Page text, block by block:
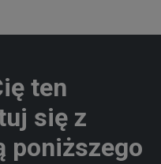
ten
się z
poniższego